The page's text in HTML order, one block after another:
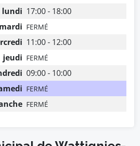
lundi 17:00 - 18:00
mardi FERMÉ
11:00 - 12:00
jeudi FERMÉ
09:00 - 10:00
FERMÉ
FERMÉ